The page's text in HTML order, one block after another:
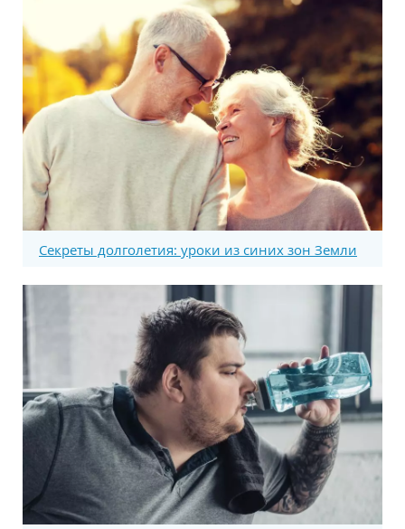
Секреты долголетия: уроки из синих зон Земли